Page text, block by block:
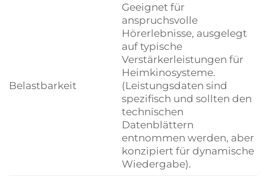
Belastbarkeit
Geeignet für
anspruchsvolle
Hörerlebnisse, ausgelegt
auf typische
Verstärkerleistungen für
Heimkinosysteme.
(Leistungsdaten sind
spezifisch und sollten den
technischen
Datenblättern
entnommen werden, aber
konzipiert für dynamische
Wiedergabe).